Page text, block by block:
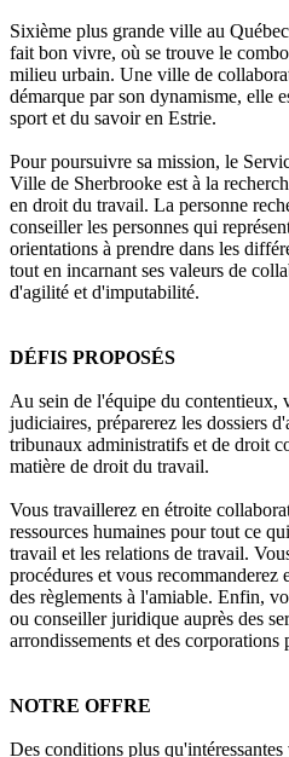
Sixième plus grande ville au
fait bon vivre, où se trouve le
milieu urbain. Une ville de
démarque par son dynamisme, elle
sport et du savoir en Estrie.
Pour poursuivre sa mission, le
Ville de Sherbrooke est à la
en droit du travail. La personne
conseiller les personnes qui
orientations à prendre dans les
tout en incarnant ses valeurs de
d'agilité et d'imputabilité.
DÉFIS PROPOSÉS
Au sein de l'équipe du contentieux,
judiciaires, préparerez les dossiers
tribunaux administratifs et de droit
matière de droit du travail.
Vous travaillerez en étroite
ressources humaines pour tout ce
travail et les relations de travail.
procédures et vous recommanderez
des règlements à l'amiable. Enfin,
ou conseiller juridique auprès des
arrondissements et des corporations
NOTRE OFFRE
Des conditions plus